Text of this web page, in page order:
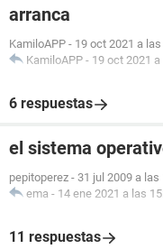
arranca
KamiloAPP - 19 oct 2021 a
KamiloAPP - 19 oct 2021
6 respuestas
el sistema
pepitoperez - 31 jul 2009 a las
ema - 14 ene 2021 a las
11 respuestas